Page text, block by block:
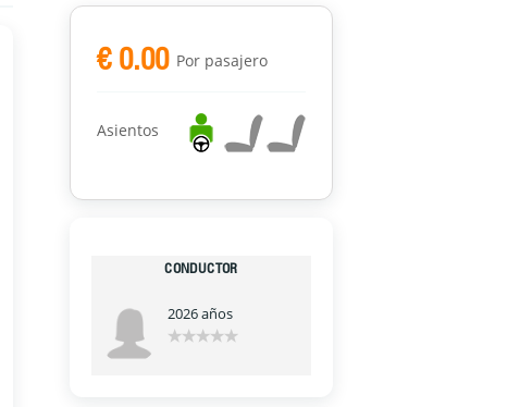
€ 0.00 Por pasajero
Asientos
CONDUCTOR
2026 años